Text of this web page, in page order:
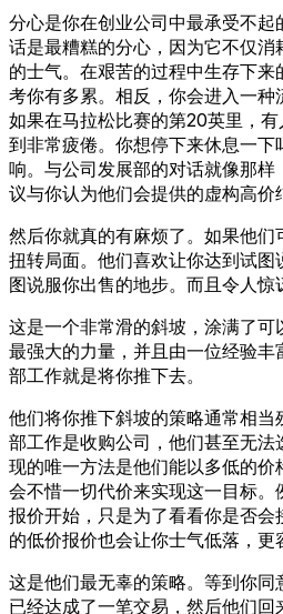
分心是你在创业公司中最承受不
话是最糟糕的分心，因为它不仅消
的士气。在艰苦的过程中生存下
考你有多累。相反，你会进入一种
如果在马拉松比赛的第20英里，
到非常疲倦。你想停下来休息一下
响。与公司发展部的对话就像那
议与你认为他们会提供的虚构高价
然后你就真的有麻烦了。如果他
扭转局面。他们喜欢让你达到试
图说服你出售的地步。而且令人惊
这是一个非常滑的斜坡，涂满了
最强大的力量，并且由一位经验
部工作就是将你推下去。
他们将你推下斜坡的策略通常相
部工作是收购公司，他们甚至无
现的唯一方法是他们能以多低的价
会不惜一切代价来实现这一目标
报价开始，只是为了看看你是否
的低价报价也会让你士气低落，更
这是他们最无辜的策略。等到你
已经达成了一笔交易，然后他们